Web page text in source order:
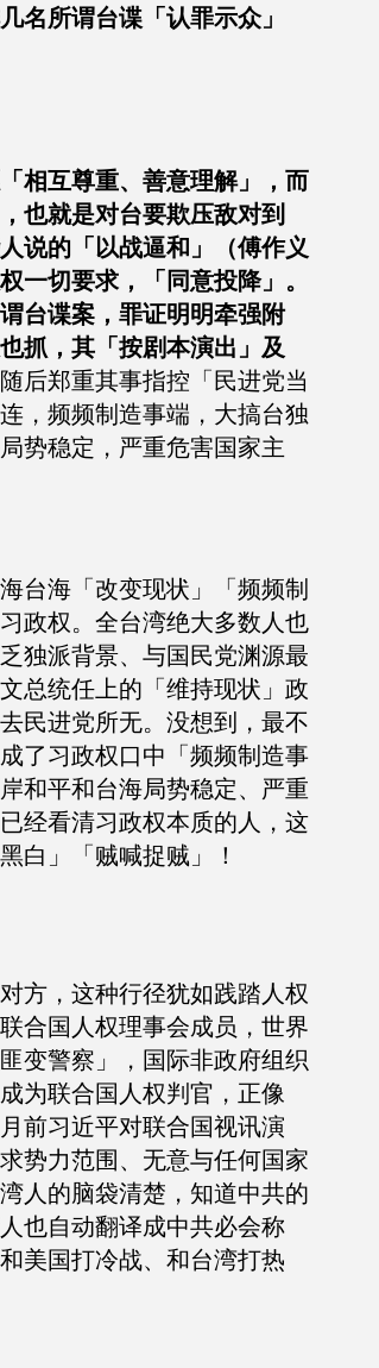
名所谓台谍「认罪示众」
相互尊重、善意理解」，而
也就是对台要欺压敌对到
说的「以战逼和」（傅作义
一切要求，「同意投降」。
台谍案，罪证明明牵强附
抓，其「按剧本演出」及
后郑重其事指控「民进党当
，频频制造事端，大搞台独
势稳定，严重危害国家主
台海「改变现状」「频频制
政权。全台湾绝大多数人也
独派背景、与国民党渊源最
总统任上的「维持现状」政
民进党所无。没想到，最不
了习政权口中「频频制造事
和平和台海局势稳定、严重
经看清习政权本质的人，这
白」「贼喊捉贼」！
方，这种行径犹如践踏人权
合国人权理事会成员，世界
变警察」，国际非政府组织
为联合国人权判官，正像
前习近平对联合国视讯演
势力范围、无意与任何国家
人的脑袋清楚，知道中共的
也自动翻译成中共必会称
美国打冷战、和台湾打热